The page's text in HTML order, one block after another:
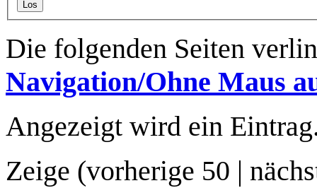
Los
Die folgenden Seiten
Navigation/Ohne Maus
Angezeigt wird ein
Zeige (vorherige 50 |